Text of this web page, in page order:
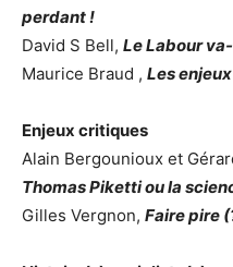
perdant !
David S Bell, Le Labour
Maurice Braud , Les
Enjeux critiques
Alain Bergounioux et
Thomas Piketti ou la
Gilles Vergnon, Faire pire